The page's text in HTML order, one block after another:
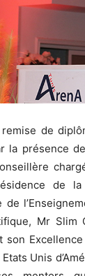
de
la présence
de
de
Mr Slim
son
Unis